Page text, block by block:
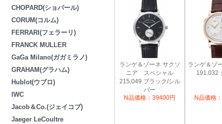
CHOPARD(ショパール)
CORUM(コルム)
FERRARI(フェラーリ)
FRANCK MULLER
GaGa Milano(ガガミラノ)
GRAHAM(グラハム)
Hublot(ウブロ)
IWC
Jacob＆Co.(ジェイコブ)
Jaeger LeCoultre
ランゲ＆ゾーネ サクソ
ニア スペシャル
215.049 ブラック/シル
バー
N品価格：39400円
ランゲ＆ゾ
191.032
N品価格